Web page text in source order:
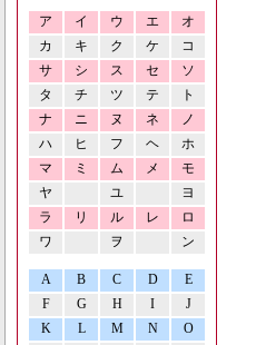
ア イ ウ エ
オ
カ
キ ク ケ
コ
サ
シ ス セ
ソ
タ
チ ツ テ
ト
ナ
ニ ヌ ネ
ノ
ハ
ヒ フ ヘ
ホ
マ
ミ ム メ
モ
ヤ
ユ
ヨ
ラ
リ ル レ
ロ
ワ
ヲ ン
A B C D
E
F
G H I
J
K
L M N O